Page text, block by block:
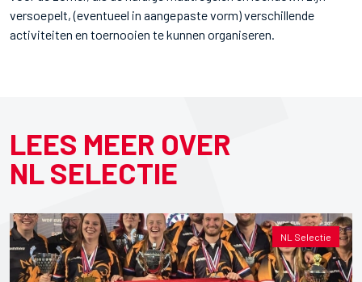
versoepelt, (eventueel in aangepaste vorm) verschillende
activiteiten en toernooien te kunnen organiseren.
LEES MEER OVER
NL SELECTIE
NL Selectie